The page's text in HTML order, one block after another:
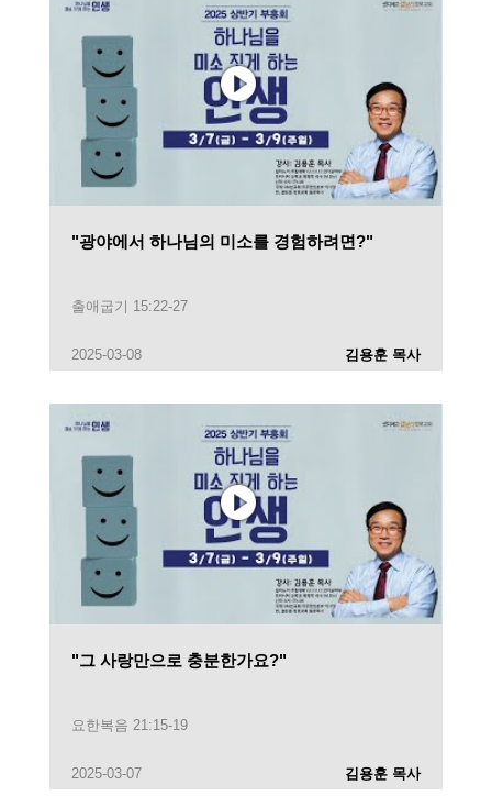
"광야에서 하나님의 미소를 경험하려면?"
출애굽기 15:22-27
2025-03-08 김용훈 목사
"그 사랑만으로 충분한가요?"
요한복음 21:15-19
2025-03-07 김용훈 목사